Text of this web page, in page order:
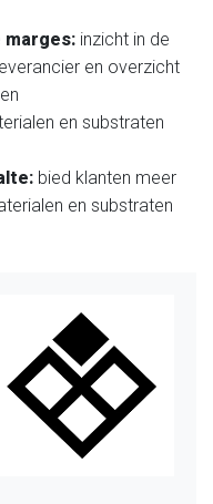
marges: inzicht in de
en overzicht
en substraten
bied klanten meer
en substraten